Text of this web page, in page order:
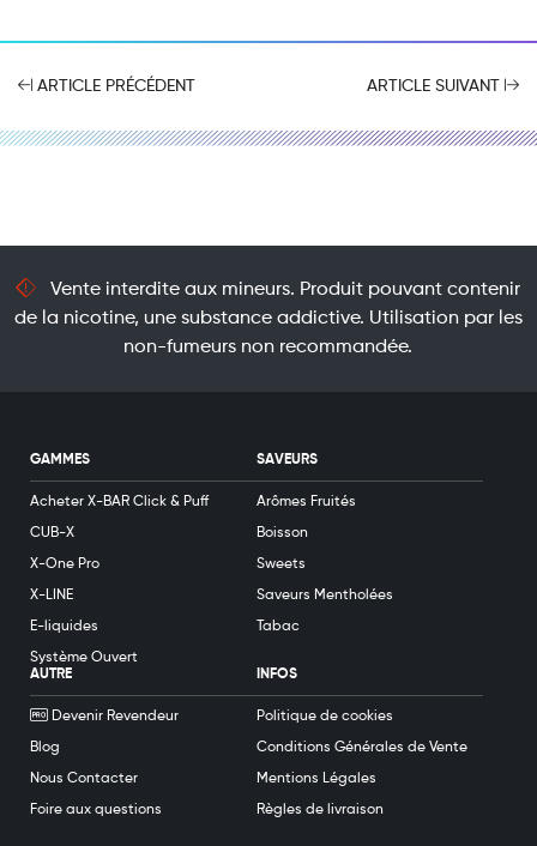
ARTICLE PRÉCÉDENT ARTICLE SUIVANT
Vente interdite aux mineurs. Produit pouvant contenir
de la nicotine, une substance addictive. Utilisation par les
non-fumeurs non recommandée.
GAMMES
Acheter X-BAR Click & Puff
CUB-X
X-One Pro
X-LINE
E-liquides
Système Ouvert
SAVEURS
Arômes Fruités
Boisson
Sweets
Saveurs Mentholées
Tabac
AUTRE
Devenir Revendeur
Blog
Nous Contacter
Foire aux questions
INFOS
Politique de cookies
Conditions Générales de Vente
Mentions Légales
Règles de livraison